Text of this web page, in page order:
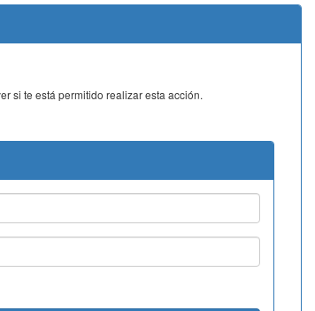
si te está permitido realizar esta acción.